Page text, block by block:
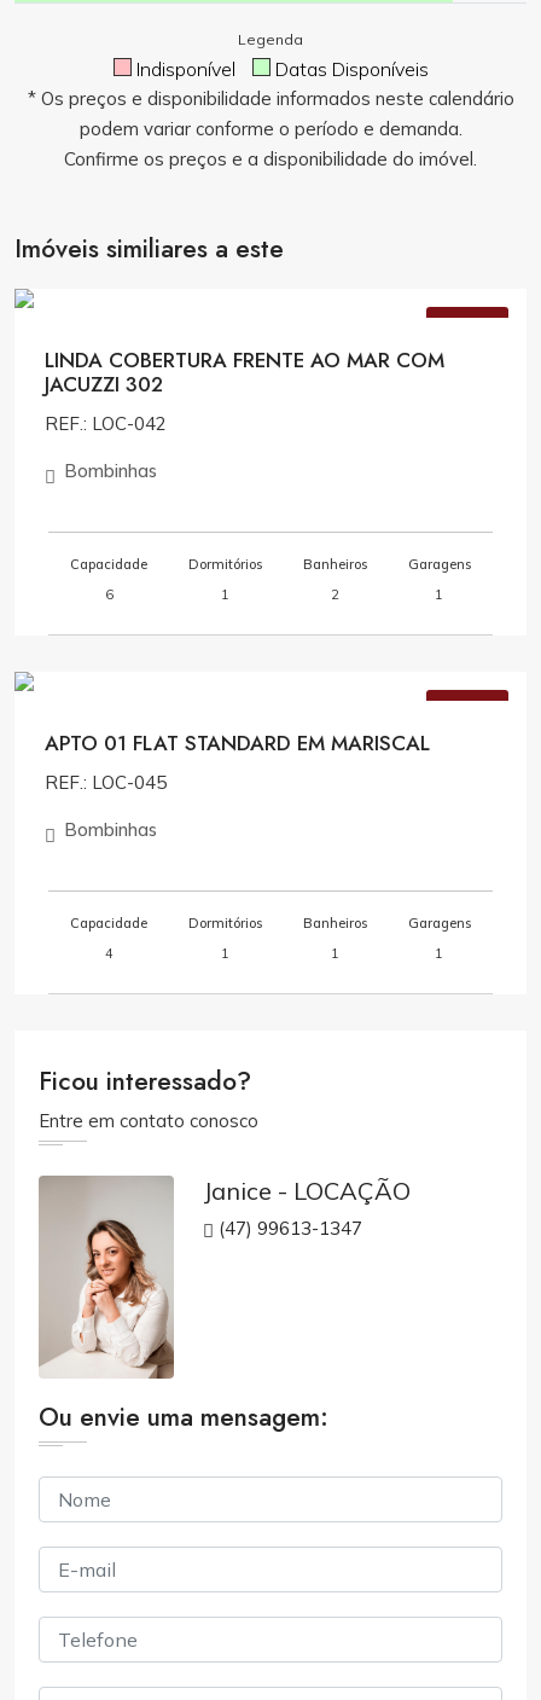
Legenda
Indisponível Datas Disponíveis
* Os preços e disponibilidade informados neste calendário
podem variar conforme o período e demanda.
Confirme os preços e a disponibilidade do imóvel.
Imóveis similiares a este
VENDA
LINDA COBERTURA FRENTE AO MAR COM
JACUZZI 302
REF.: LOC-042
Bombinhas
Capacidade
6
Dormitórios
1
Banheiros
2
Garagens
1
VENDA
APTO 01 FLAT STANDARD EM MARISCAL
REF.: LOC-045
Bombinhas
Capacidade
4
Dormitórios
1
Banheiros
1
Garagens
1
Ficou interessado?
Entre em contato conosco
Janice - LOCAÇÃO
(47) 99613-1347
Ou envie uma mensagem: